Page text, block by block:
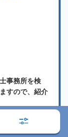
事務所を検
すので、紹介